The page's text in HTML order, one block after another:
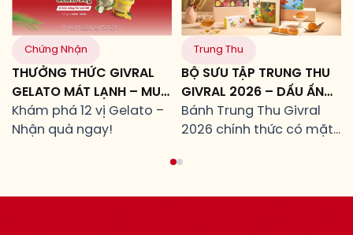
Chứng Nhận
THƯỞNG THỨC GIVRAL
GELATO MÁT LẠNH – MUA
LÀ TẶNG!
Khám phá 12 vị Gelato –
Nhận quà ngay!
Trung Thu
BỘ SƯU TẬP TRUNG THU
GIVRAL 2026 – DẤU ẤN
CỦA NHỮNG MỐI TÂM
GIAO
Bánh Trung Thu Givral
2026 chính thức có mặt
toàn hệ thống cửa hàng